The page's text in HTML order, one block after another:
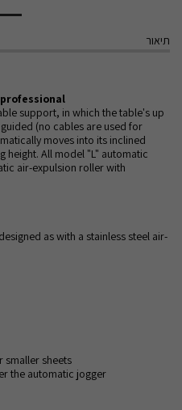
תיאור
professional
support, in which the table's up
(no cables are used for
moves into its inclined
All model "L" automatic
air-expulsion roller with
as with a stainless steel air-
smaller sheets
the automatic jogger